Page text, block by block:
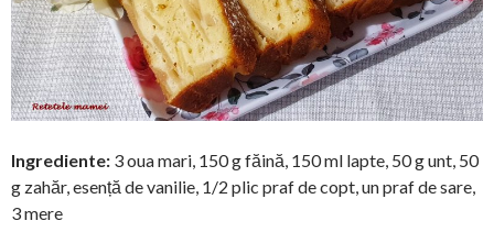
Ingrediente: 3 oua mari, 150 g făină, 150 ml lapte, 50 g unt, 50
g zahăr, esență de vanilie, 1/2 plic praf de copt, un praf de sare,
3 mere